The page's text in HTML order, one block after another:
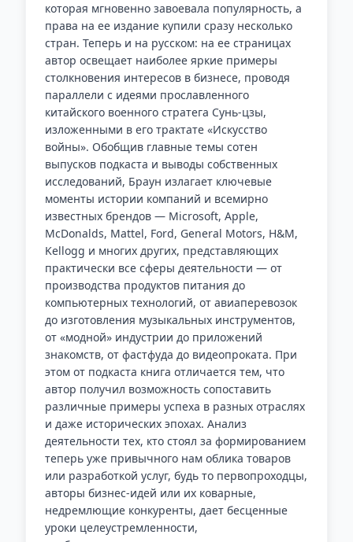
которая мгновенно завоевала популярность, а
права на ее издание купили сразу несколько
стран. Теперь и на русском: на ее страницах
автор освещает наиболее яркие примеры
столкновения интересов в бизнесе, проводя
параллели с идеями прославленного
китайского военного стратега Сунь-цзы,
изложенными в его трактате «Искусство
войны». Обобщив главные темы сотен
выпусков подкаста и выводы собственных
исследований, Браун излагает ключевые
моменты истории компаний и всемирно
известных брендов — Microsoft, Apple,
McDonalds, Mattel, Ford, General Motors, H&M,
Kellogg и многих других, представляющих
практически все сферы деятельности — от
производства продуктов питания до
компьютерных технологий, от авиаперевозок
до изготовления музыкальных инструментов,
от «модной» индустрии до приложений
знакомств, от фастфуда до видеопроката. При
этом от подкаста книга отличается тем, что
автор получил возможность сопоставить
различные примеры успеха в разных отраслях
и даже исторических эпохах. Анализ
деятельности тех, кто стоял за формированием
теперь уже привычного нам облика товаров
или разработкой услуг, будь то первопроходцы,
авторы бизнес-идей или их коварные,
недремлющие конкуренты, дает бесценные
уроки целеустремленности,